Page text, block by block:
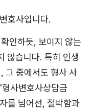
호사입니다.
인하듯, 보이지 않는
않습니다. 특히 인생
그 중에서도 형사 사
사변호사상담금
를 넘어선, 절박함과